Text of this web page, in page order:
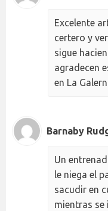
Excelente
certero y
sigue
agradecen
en La
Barnaby
Un
le niega el
sacudir en
mientras